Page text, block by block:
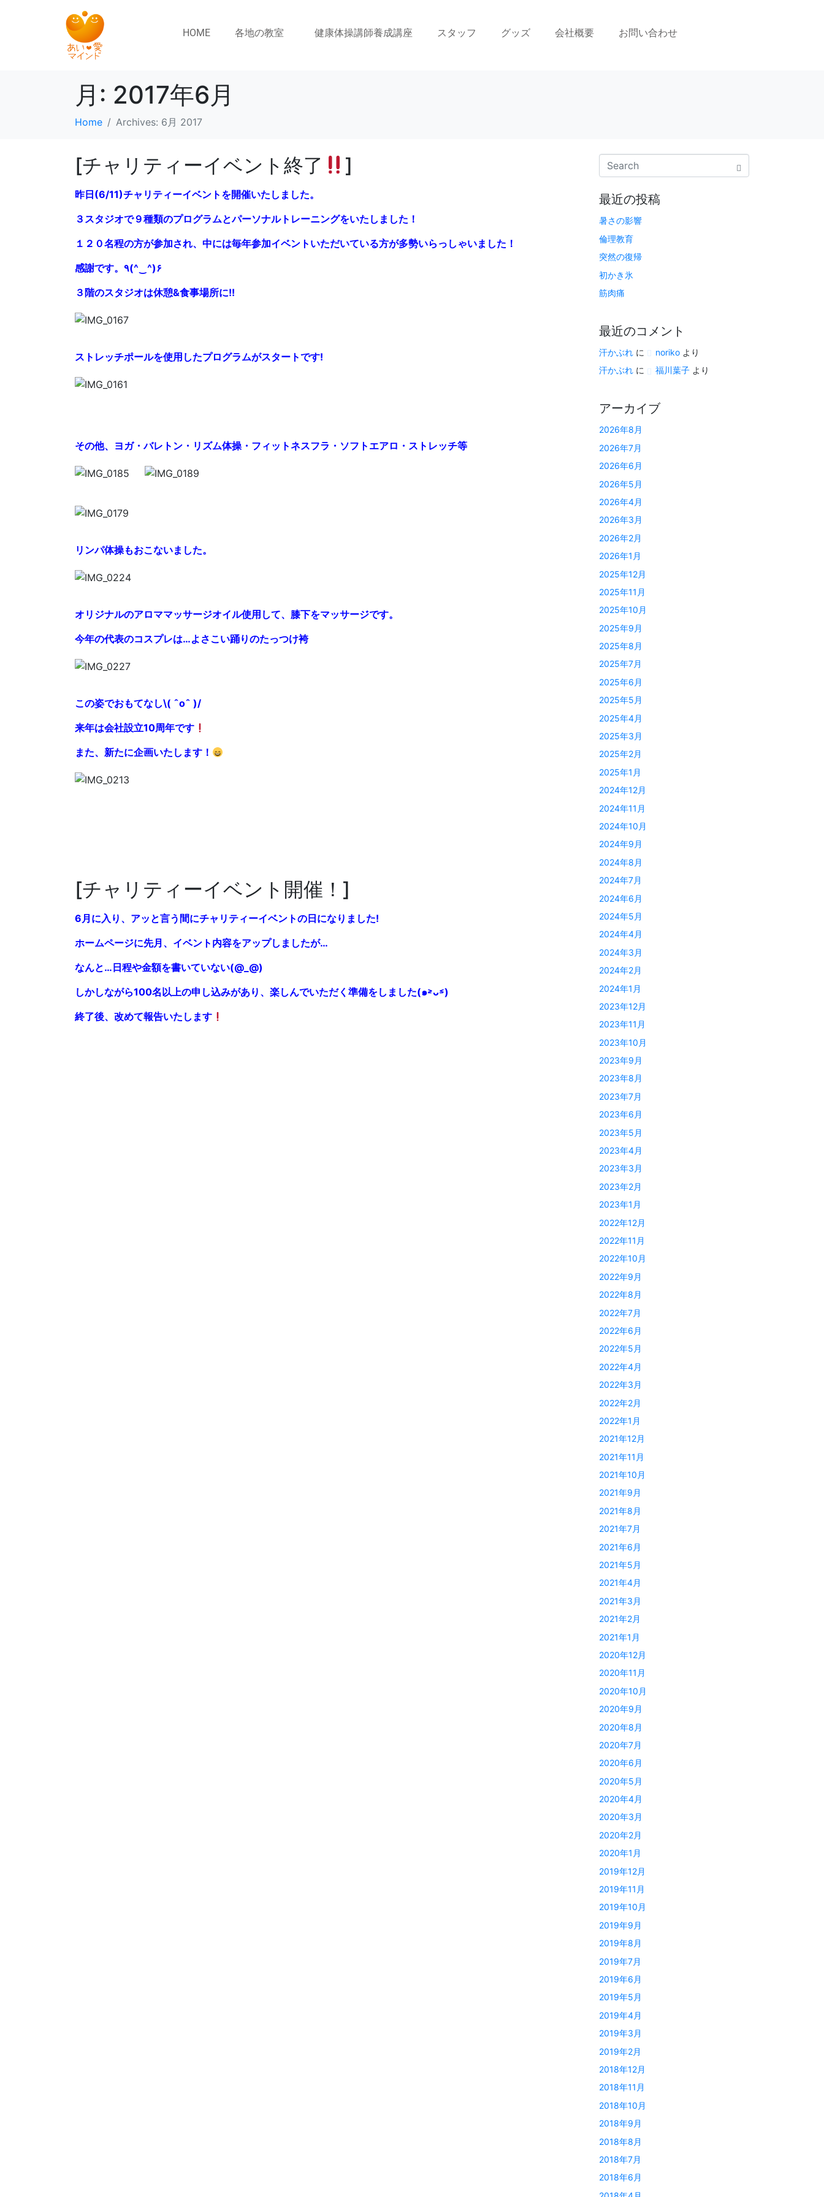
HOME 各地の教室 健康体操講師養成講座 スタッフ グッズ 会社概要 お問い合わせ
月: 2017年6月
Home Archives: 6月 2017
[チャリティーイベント終了 ]
昨日(6/11)チャリティーイベントを開催いたしました。
３スタジオで９種類のプログラムとパーソナルトレーニングをいたしました！
１２０名程の方が参加され、中には毎年参加イベントいただいている方が多勢いらっしゃいました！
感謝です。٩(^‿^)۶
３階のスタジオは休憩&食事場所に!!
ストレッチポールを使用したプログラムがスタートです!
その他、ヨガ・バレトン・リズム体操・フィットネスフラ・ソフトエアロ・ストレッチ等
リンパ体操もおこないました。
オリジナルのアロママッサージオイル使用して、膝下をマッサージです。
今年の代表のコスプレは…よさこい踊りのたっつけ袴
この姿でおもてなし\( ˆoˆ )/
来年は会社設立10周年です
また、新たに企画いたします！
[チャリティーイベント開催！]
6月に入り、アッと言う間にチャリティーイベントの日になりました!
ホームページに先月、イベント内容をアップしましたが…
なんと…日程や金額を書いていない(@_@)
しかしながら100名以上の申し込みがあり、楽しんでいただく準備をしました(๑˃̵ᴗ˂̵)
終了後、改めて報告いたします
最近の投稿
暑さの影響
倫理教育
突然の復帰
初かき氷
筋肉痛
最近のコメント
汗かぶれ に norikoより
汗かぶれ に 福川葉子より
アーカイブ
2026年8月
2026年7月
2026年6月
2026年5月
2026年4月
2026年3月
2026年2月
2026年1月
2025年12月
2025年11月
2025年10月
2025年9月
2025年8月
2025年7月
2025年6月
2025年5月
2025年4月
2025年3月
2025年2月
2025年1月
2024年12月
2024年11月
2024年10月
2024年9月
2024年8月
2024年7月
2024年6月
2024年5月
2024年4月
2024年3月
2024年2月
2024年1月
2023年12月
2023年11月
2023年10月
2023年9月
2023年8月
2023年7月
2023年6月
2023年5月
2023年4月
2023年3月
2023年2月
2023年1月
2022年12月
2022年11月
2022年10月
2022年9月
2022年8月
2022年7月
2022年6月
2022年5月
2022年4月
2022年3月
2022年2月
2022年1月
2021年12月
2021年11月
2021年10月
2021年9月
2021年8月
2021年7月
2021年6月
2021年5月
2021年4月
2021年3月
2021年2月
2021年1月
2020年12月
2020年11月
2020年10月
2020年9月
2020年8月
2020年7月
2020年6月
2020年5月
2020年4月
2020年3月
2020年2月
2020年1月
2019年12月
2019年11月
2019年10月
2019年9月
2019年8月
2019年7月
2019年6月
2019年5月
2019年4月
2019年3月
2019年2月
2018年12月
2018年11月
2018年10月
2018年9月
2018年8月
2018年7月
2018年6月